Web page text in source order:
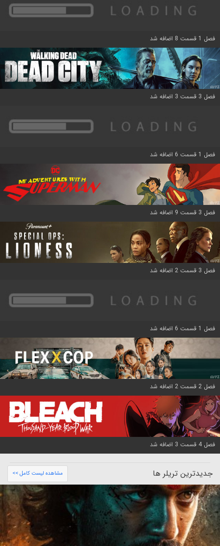
فصل 1 قسمت 8 اضافه شد
فصل 3 قسمت 3 اضافه شد
فصل 1 قسمت 6 اضافه شد
فصل 3 قسمت 9 اضافه شد
فصل 3 قسمت 2 اضافه شد
فصل 1 قسمت 6 اضافه شد
فصل 2 قسمت 2 اضافه شد
فصل 4 قسمت 3 اضافه شد
جدیدترین تریلر ها مشاهده لیست کامل >>